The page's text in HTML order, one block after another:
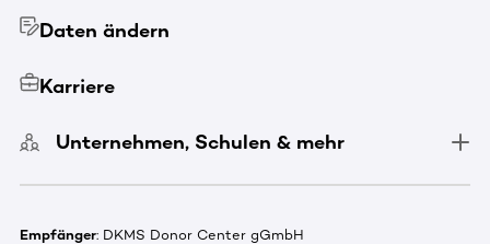
Daten ändern
Karriere
Unternehmen, Schulen & mehr
Empfänger: DKMS Donor Center gGmbH